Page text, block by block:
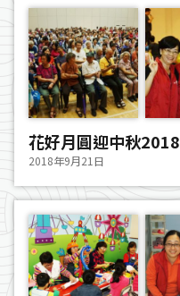
花好月圓迎中秋2018
2018年9月21日